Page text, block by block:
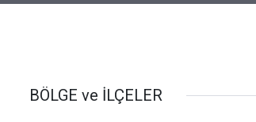
BÖLGE ve İLÇELER